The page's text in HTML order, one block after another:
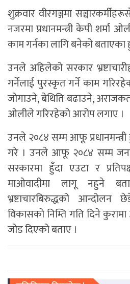
शुक्रवार वीरगञ्जमा
नजरमा प्रधानमन्त्री केपी शर्मा
काम गर्नका लागि बनेको बताएका
उनले अहिलेको सरकार
गर्नेलाई पुरस्कृत गर्ने काम
जोगाउने, बेथिति बढाउने,
ओलीले गरिरहेको आरोप लगाए ।
उनले २०८४ सम्म आफू
गरे । उनले आफू २०८४ सम्म
सरकारमा हुँदा एउटा र
माओवादीमा लागू नहुने
भ्रष्टाचारबिरुद्धको
विकासको निम्ति गति दिने
जोड दिएको बताए ।